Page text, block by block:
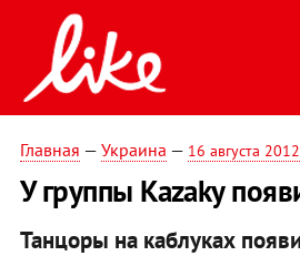
Главная — Украина — 16 августа 2012
У группы Kazaky
Танцоры на каблуках